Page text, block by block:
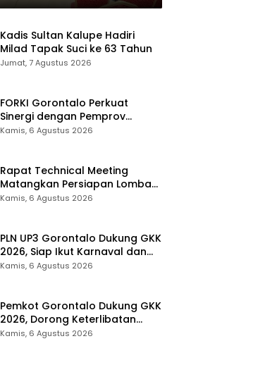
Kadis Sultan Kalupe Hadiri
Milad Tapak Suci ke 63 Tahun
Jumat, 7 Agustus 2026
FORKI Gorontalo Perkuat
Sinergi dengan Pemprov
Jelang Kejurda Liga 1 Piala
Kamis, 6 Agustus 2026
Rapat Technical Meeting
Matangkan Persiapan Lomba
Olahraga Masyarakat Tingkat
Kamis, 6 Agustus 2026
PLN UP3 Gorontalo Dukung GKK
2026, Siap Ikut Karnaval dan
Pastikan Ketersediaan Listrik
Kamis, 6 Agustus 2026
Pemkot Gorontalo Dukung GKK
2026, Dorong Keterlibatan
UMKM dan Ekraf Lokal
Kamis, 6 Agustus 2026